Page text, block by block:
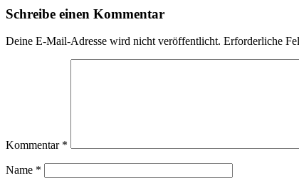
Schreibe einen Kommentar
Deine E-Mail-Adresse wird nicht veröffentlicht. Erforderliche
Kommentar *
Name *